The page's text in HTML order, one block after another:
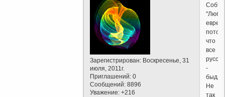
Зарегистрирован: Воскресенье, 31
июля, 2011г.
Приглашений: 0
Сообщений: 8896
Уважение: +216
что
все
-
Не
так